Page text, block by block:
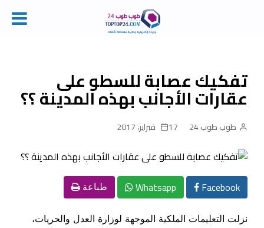
contentتفكيك عصابة للسطو على
عقارات الأجانب بهذه المدينة ؟؟
طوب طوب 24 17 فبراير، 2017
Facebook
Whatsapp طباعة
نزلت التعليمات الملكية الموجهة لوزارة العدل والحريات،